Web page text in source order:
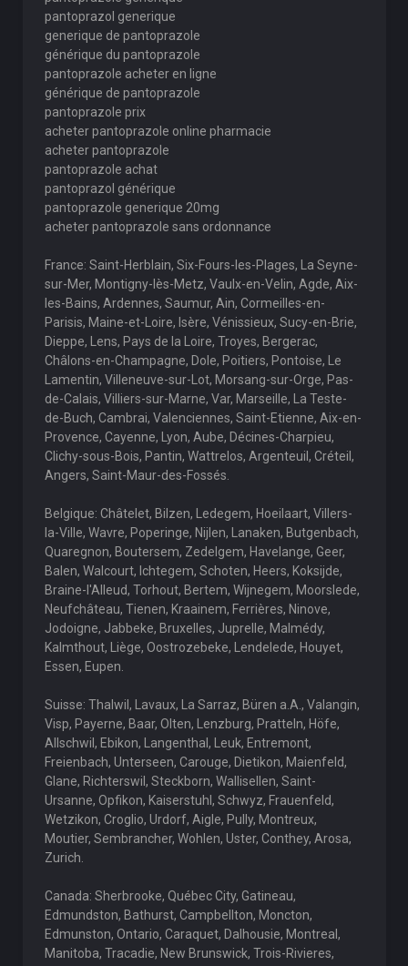
pantoprazol generique
generique de pantoprazole
générique du pantoprazole
pantoprazole acheter en ligne
générique de pantoprazole
pantoprazole prix
acheter pantoprazole online pharmacie
acheter pantoprazole
pantoprazole achat
pantoprazol générique
pantoprazole generique 20mg
acheter pantoprazole sans ordonnance
France: Saint-Herblain, Six-Fours-les-Plages, La Seyne-
sur-Mer, Montigny-lès-Metz, Vaulx-en-Velin, Agde, Aix-
les-Bains, Ardennes, Saumur, Ain, Cormeilles-en-
Parisis, Maine-et-Loire, Isère, Vénissieux, Sucy-en-Brie,
Dieppe, Lens, Pays de la Loire, Troyes, Bergerac,
Châlons-en-Champagne, Dole, Poitiers, Pontoise, Le
Lamentin, Villeneuve-sur-Lot, Morsang-sur-Orge, Pas-
de-Calais, Villiers-sur-Marne, Var, Marseille, La Teste-
de-Buch, Cambrai, Valenciennes, Saint-Etienne, Aix-en-
Provence, Cayenne, Lyon, Aube, Décines-Charpieu,
Clichy-sous-Bois, Pantin, Wattrelos, Argenteuil, Créteil,
Angers, Saint-Maur-des-Fossés.
Belgique: Châtelet, Bilzen, Ledegem, Hoeilaart, Villers-
la-Ville, Wavre, Poperinge, Nijlen, Lanaken, Butgenbach,
Quaregnon, Boutersem, Zedelgem, Havelange, Geer,
Balen, Walcourt, Ichtegem, Schoten, Heers, Koksijde,
Braine-l'Alleud, Torhout, Bertem, Wijnegem, Moorslede,
Neufchâteau, Tienen, Kraainem, Ferrières, Ninove,
Jodoigne, Jabbeke, Bruxelles, Juprelle, Malmédy,
Kalmthout, Liège, Oostrozebeke, Lendelede, Houyet,
Essen, Eupen.
Suisse: Thalwil, Lavaux, La Sarraz, Büren a.A., Valangin,
Visp, Payerne, Baar, Olten, Lenzburg, Pratteln, Höfe,
Allschwil, Ebikon, Langenthal, Leuk, Entremont,
Freienbach, Unterseen, Carouge, Dietikon, Maienfeld,
Glane, Richterswil, Steckborn, Wallisellen, Saint-
Ursanne, Opfikon, Kaiserstuhl, Schwyz, Frauenfeld,
Wetzikon, Croglio, Urdorf, Aigle, Pully, Montreux,
Moutier, Sembrancher, Wohlen, Uster, Conthey, Arosa,
Zurich.
Canada: Sherbrooke, Québec City, Gatineau,
Edmundston, Bathurst, Campbellton, Moncton,
Edmunston, Ontario, Caraquet, Dalhousie, Montreal,
Manitoba, Tracadie, New Brunswick, Trois-Rivieres,